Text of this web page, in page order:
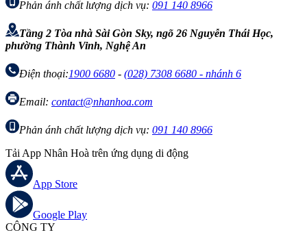
Phản ánh chất lượng dịch vụ: 091 140 8966
Tầng 2 Tòa nhà Sài Gòn Sky, ngõ 26 Nguyễn Thái Học,
phường Thành Vinh, Nghệ An
Điện thoại:1900 6680 - (028) 7308 6680 - nhánh 6
Email: contact@nhanhoa.com
Phản ánh chất lượng dịch vụ: 091 140 8966
Tải App Nhân Hoà trên ứng dụng di động
App Store
Google Play
CÔNG TY